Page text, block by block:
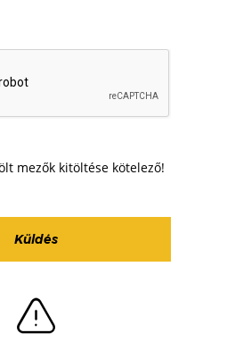
mezők kitöltése kötelező!